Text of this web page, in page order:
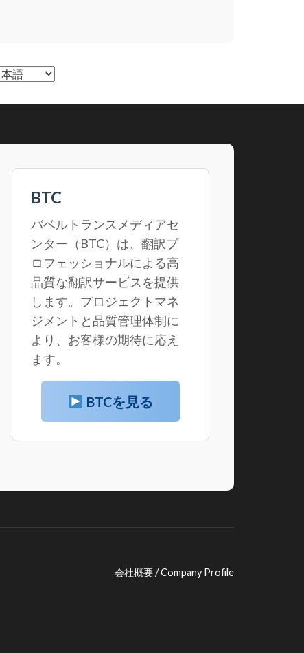
BTC
バベルトランスメディアセ
ンター（BTC）は、翻訳プ
ロフェッショナルによる高
品質な翻訳サービスを提供
します。プロジェクトマネ
ジメントと品質管理体制に
より、お客様の期待に応え
ます。
BTCを見る
会社概要 / Company Profile